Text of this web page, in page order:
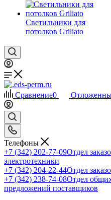
Светильники для
потолков Griliato
Сравнение0
Телефоны
+7 (342) 202-77-09Отдел
электротехники
+7 (342) 204-22-44Отдел
+7 (342) 238-74-08Отдел
предложений поставщиков